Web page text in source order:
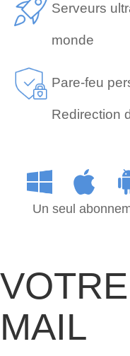
Serveurs
monde
Pare-feu
Redirection
Un seul
MAIL